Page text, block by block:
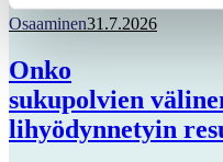
Osaaminen31.7.2026
Onko
sukupolvien
lihyödynnetyin